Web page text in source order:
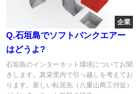
企業
Q.石垣島でソフトバンクエアー
はどうよ?
石垣島のインターネット環境についてお聞
きします。真栄里内で引っ越しを考えてお
ります。新しい転居先（八重山商工付近）